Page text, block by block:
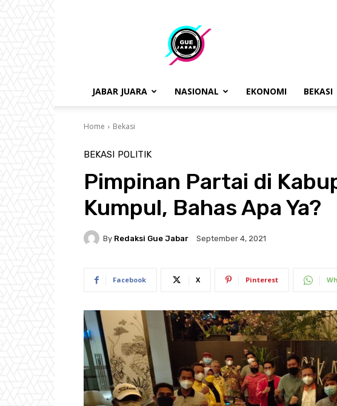
gue
jabar
JABAR JUARA NASIONAL EKONOMI BEKASI
Home Bekasi
BEKASI POLITIK
Pimpinan Partai di
Kumpul, Bahas Apa Ya?
By Redaksi Gue Jabar September 4, 2021
Facebook X Pinterest